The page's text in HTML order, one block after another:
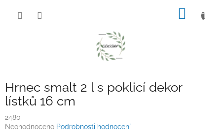
Hrnec smalt 2 l s poklicí dekor
lístků 16 cm
2480
Průměrné
Neohodnoceno Podrobnosti hodnocení